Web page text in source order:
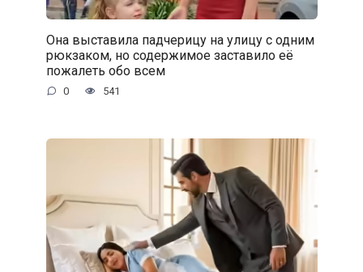
Она выставила падчерицу на улицу с одним
рюкзаком, но содержимое заставило её
пожалеть обо всем
0 541